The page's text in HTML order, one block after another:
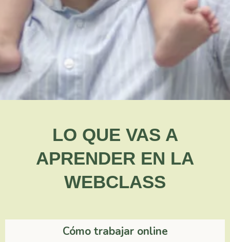
LO QUE VAS A
APRENDER EN LA
WEBCLASS
Cómo trabajar online